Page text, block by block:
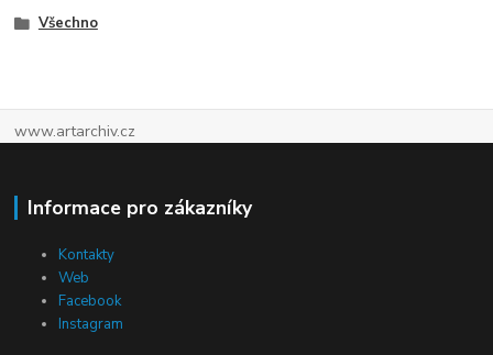
Všechno
www.artarchiv.cz
Informace pro zákazníky
Kontakty
Web
Facebook
Instagram